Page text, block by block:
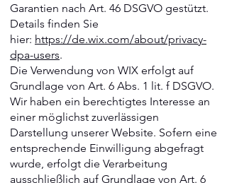
Garantien nach Art. 46 DSGVO gestützt.
Details finden Sie
hier: https://de.wix.com/about/privacy-
dpa-users.
Die Verwendung von WIX erfolgt auf
Grundlage von Art. 6 Abs. 1 lit. f DSGVO.
Wir haben ein berechtigtes Interesse an
einer möglichst zuverlässigen
Darstellung unserer Website. Sofern eine
entsprechende Einwilligung abgefragt
wurde, erfolgt die Verarbeitung
ausschließlich auf Grundlage von Art. 6